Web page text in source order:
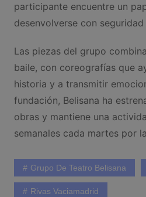
participante encuentre un
desenvolverse con
Las piezas del grupo
baile, con coreografías que
historia y a transmitir
fundación, Belisana ha
obras y mantiene una
semanales cada martes por
Grupo De Teatro Belisana
Rivas Vaciamadrid